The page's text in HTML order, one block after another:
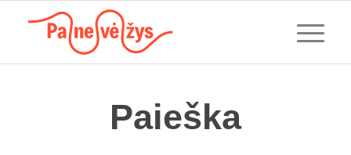
Paieška